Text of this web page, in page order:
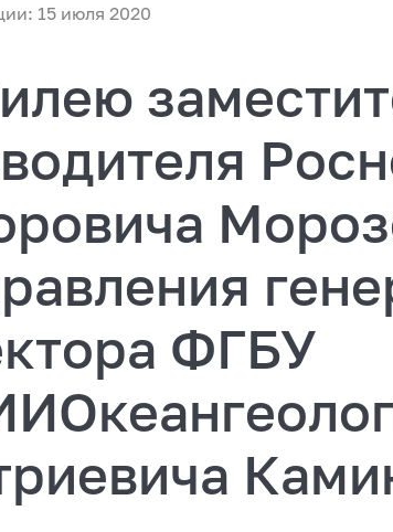
15 июля 2020
ФГБУ